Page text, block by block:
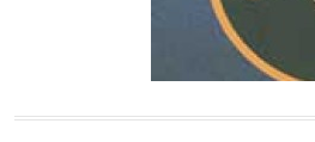
الحجم ويسمى الش